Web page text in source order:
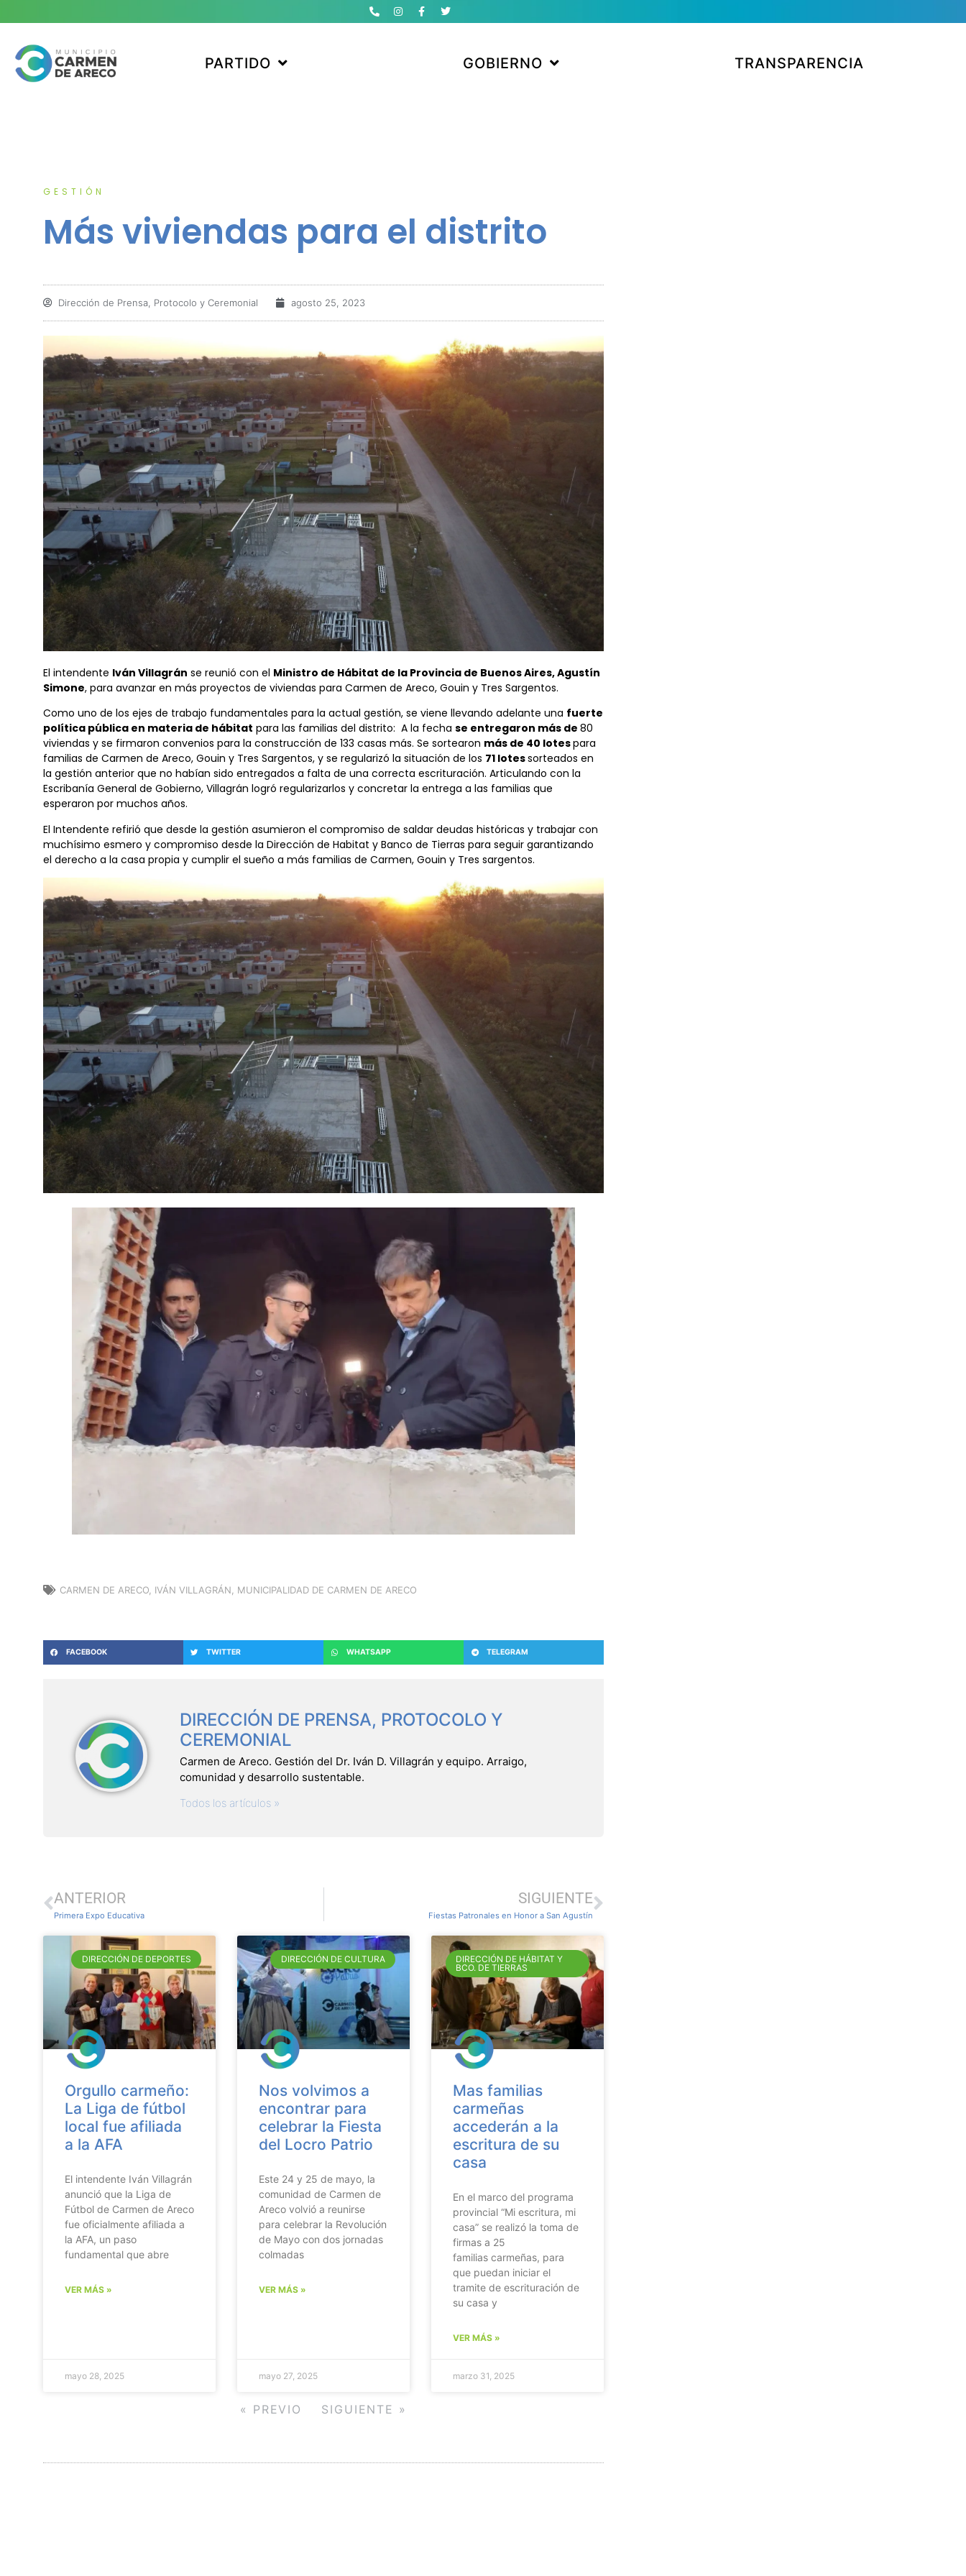
PARTIDO GOBIERNO TRANSPARENCIA
GESTIÓN
Más viviendas para el distrito
Dirección de Prensa, Protocolo y Ceremonial agosto 25, 2023
El intendente Iván Villagrán se reunió con el Ministro de Hábitat de la Provincia de Buenos Aires, Agustín
Simone, para avanzar en más proyectos de viviendas para Carmen de Areco, Gouin y Tres Sargentos.
Como uno de los ejes de trabajo fundamentales para la actual gestión, se viene llevando adelante una fuerte
política pública en materia de hábitat para las familias del distrito: A la fecha se entregaron más de 80
viviendas y se firmaron convenios para la construcción de 133 casas más. Se sortearon más de 40 lotespara
familias de Carmen de Areco, Gouin y Tres Sargentos, y se regularizó la situación de los 71 lotessorteados en
la gestión anterior que no habían sido entregados a falta de una correcta escrituración. Articulando con la
Escribanía General de Gobierno, Villagrán logró regularizarlos y concretar la entrega a las familias que
esperaron por muchos años.
El Intendente refirió que desde la gestión asumieron el compromiso de saldar deudas históricas y trabajar con
muchísimo esmero y compromiso desde la Dirección de Habitat y Banco de Tierras para seguir garantizando
el derecho a la casa propia y cumplir el sueño a más familias de Carmen, Gouin y Tres sargentos.
CARMEN DE ARECO IVÁN VILLAGRÁN MUNICIPALIDAD DE CARMEN DE ARECO
FACEBOOK TWITTER WHATSAPP TELEGRAM
DIRECCIÓN DE PRENSA, PROTOCOLO Y
CEREMONIAL
Carmen de Areco. Gestión del Dr. Iván D. Villagrán y equipo. Arraigo,
comunidad y desarrollo sustentable.
Todos los artículos »
ANTERIOR
Primera Expo Educativa
SIGUIENTE
Fiestas Patronales en Honor a San Agustín
DIRECCIÓN DE DEPORTES
Orgullo carmeño:
La Liga de fútbol
local fue afiliada
a la AFA
El intendente Iván Villagrán
anunció que la Liga de
Fútbol de Carmen de Areco
fue oficialmente afiliada a
la AFA, un paso
fundamental que abre
VER MÁS »
mayo 28, 2025
DIRECCIÓN DE CULTURA
Nos volvimos a
encontrar para
celebrar la Fiesta
del Locro Patrio
Este 24 y 25 de mayo, la
comunidad de Carmen de
Areco volvió a reunirse
para celebrar la Revolución
de Mayo con dos jornadas
colmadas
VER MÁS »
mayo 27, 2025
DIRECCIÓN DE HÁBITAT Y
BCO. DE TIERRAS
Mas familias
carmeñas
accederán a la
escritura de su
casa
En el marco del programa
provincial “Mi escritura, mi
casa” se realizó la toma de
firmas a 25
familias carmeñas, para
que puedan iniciar el
tramite de escrituración de
su casa y
VER MÁS »
marzo 31, 2025
« PREVIO SIGUIENTE »